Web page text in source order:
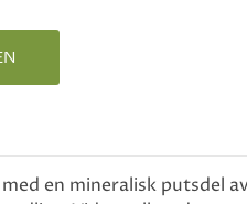
en mineralisk putsdel